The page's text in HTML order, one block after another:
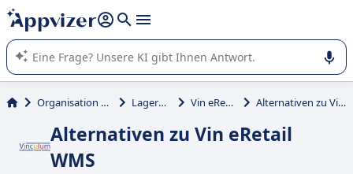
beantworten (mehrere Zeilen mit
Die KI von Appvizer führt Sie bei der Nutzung oder Auswahl
von SaaS-Software in Unternehmen.
Organisation und Planung Lagerbestand Vin eRetail WMS Alternativen zu Vin eRetail WMS
Alternativen zu Vin eRetail
WMS